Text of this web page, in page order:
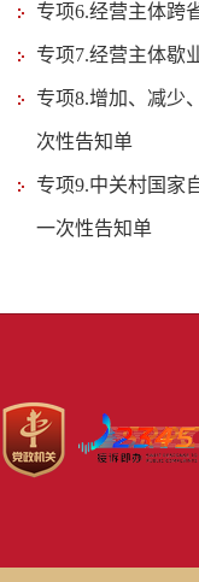
专项6.经营主体跨
专项7.经营主体歇
专项8.增加、减少
次性告知单
专项9.中关村国家
一次性告知单